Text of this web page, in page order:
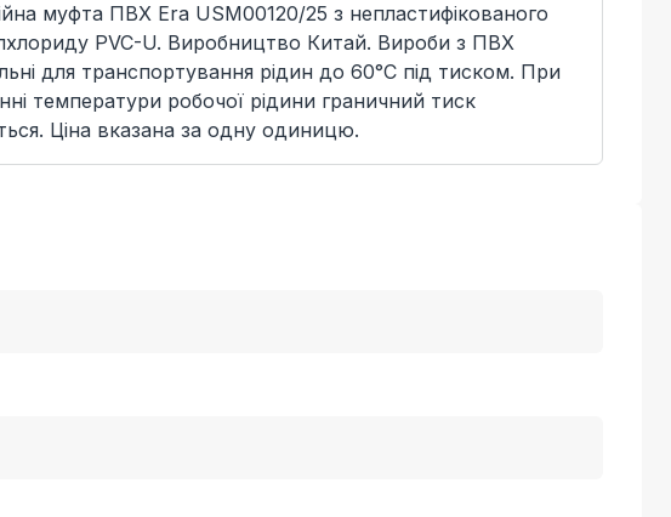
муфта ПВХ Era USM00120/25 з непластифікованого
PVC-U. Виробництво Китай. Вироби з ПВХ
для транспортування рідин до 60°C під тиском. При
температури робочої рідини граничний тиск
Ціна вказана за одну одиницю.